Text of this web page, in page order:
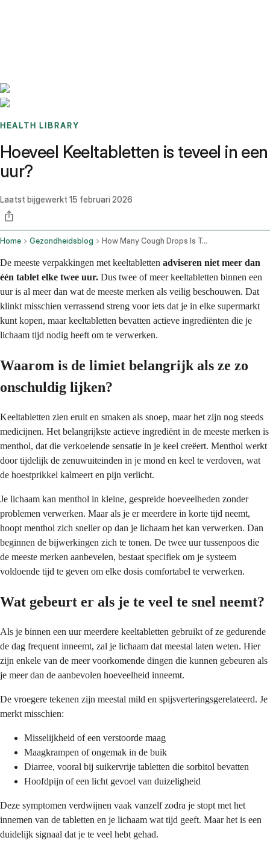
HEALTH LIBRARY
Hoeveel Keeltabletten is teveel in een
uur?
Laatst bijgewerkt 15 februari 2026
Home Gezondheidsblog How Many Cough Drops Is Too Many In An Hour
De meeste verpakkingen met keeltabletten adviseren niet meer dan
één tablet elke twee uur. Dus twee of meer keeltabletten binnen een
uur is al meer dan wat de meeste merken als veilig beschouwen. Dat
klinkt misschien verrassend streng voor iets dat je in elke supermarkt
kunt kopen, maar keeltabletten bevatten actieve ingrediënten die je
lichaam tijd nodig heeft om te verwerken.
Waarom is de limiet belangrijk als ze zo
onschuldig lijken?
Keeltabletten zien eruit en smaken als snoep, maar het zijn nog steeds
medicijnen. Het belangrijkste actieve ingrediënt in de meeste merken is
menthol, dat die verkoelende sensatie in je keel creëert. Menthol werkt
door tijdelijk de zenuwuiteinden in je mond en keel te verdoven, wat
de hoestprikkel kalmeert en pijn verlicht.
Je lichaam kan menthol in kleine, gespreide hoeveelheden zonder
problemen verwerken. Maar als je er meerdere in korte tijd neemt,
hoopt menthol zich sneller op dan je lichaam het kan verwerken. Dan
beginnen de bijwerkingen zich te tonen. De twee uur tussenpoos die
de meeste merken aanbevelen, bestaat specifiek om je systeem
voldoende tijd te geven om elke dosis comfortabel te verwerken.
Wat gebeurt er als je te veel te snel neemt?
Als je binnen een uur meerdere keeltabletten gebruikt of ze gedurende
de dag frequent inneemt, zal je lichaam dat meestal laten weten. Hier
zijn enkele van de meer voorkomende dingen die kunnen gebeuren als
je meer dan de aanbevolen hoeveelheid inneemt.
De vroegere tekenen zijn meestal mild en spijsverteringsgerelateerd. Je
merkt misschien:
Misselijkheid of een verstoorde maag
Maagkrampen of ongemak in de buik
Diarree, vooral bij suikervrije tabletten die sorbitol bevatten
Hoofdpijn of een licht gevoel van duizeligheid
Deze symptomen verdwijnen vaak vanzelf zodra je stopt met het
innemen van de tabletten en je lichaam wat tijd geeft. Maar het is een
duidelijk signaal dat je te veel hebt gehad.